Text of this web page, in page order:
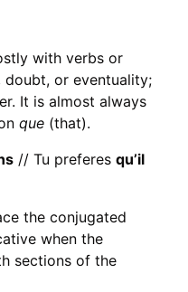
with verbs or
doubt, or eventuality;
It is almost always
que (that).
// Tu preferes qu’il
the conjugated
when the
sections of the